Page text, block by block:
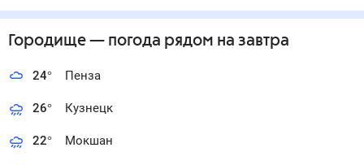
Городище— погода рядом на завтра
24° Пенза
26° Кузнецк
22° Мокшан